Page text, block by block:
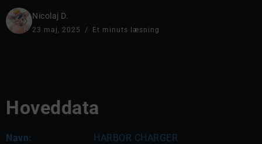
Nicolaj D.
23 maj, 2025 Et minuts læsning
Hoveddata
Navn: HARBOR CHARGER